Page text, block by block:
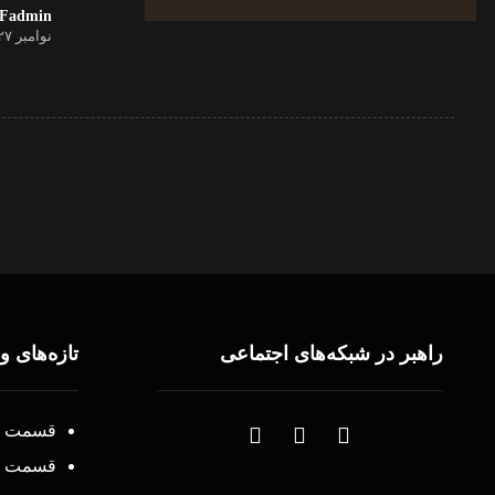
Fadmin
نوامبر ۲۷, ۲۰۲۰
راهبر در شبکه‌های اجتماعی تازه‌های
قسمت ۳۸ – اتحاد(یه)!
قسمت ۳۷ – توزیع نرمال و اهمیت صحبت کردن